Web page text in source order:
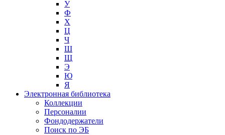
У
Ф
Х
Ц
Ч
Ш
Щ
Э
Ю
Я
Электронная библиотека
Коллекции
Персоналии
Фондодержатели
Поиск по ЭБ